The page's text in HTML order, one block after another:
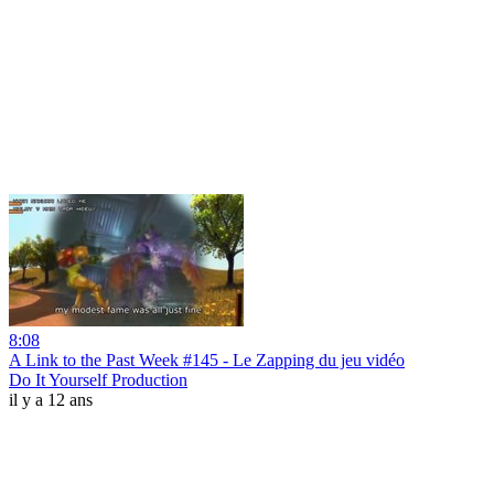
8:08
A Link to the Past Week #145 - Le Zapping du jeu vidéo
Do It Yourself Production
il y a 12 ans